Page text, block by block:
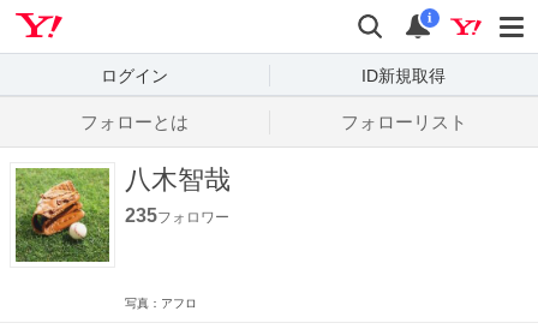
検索
通知
i
ログイン ID新規取得
フォローとは フォローリスト
八木智哉
235フォロワー
写真：アフロ